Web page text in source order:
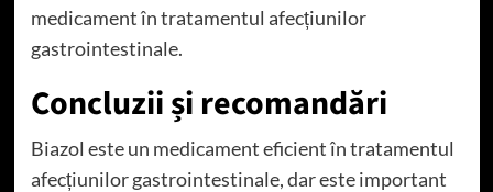
medicament în tratamentul afecțiunilor
gastrointestinale.
Concluzii și recomandări
Biazol este un medicament eficient în tratamentul
afecțiunilor gastrointestinale, dar este important